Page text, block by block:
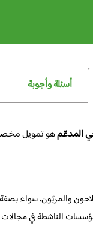
أسئلة وأجوبة
المدعّمهو تمويل مخصص
والمربّون، سواء
الناشطة في مجالات